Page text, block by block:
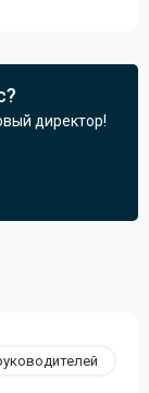
директор!